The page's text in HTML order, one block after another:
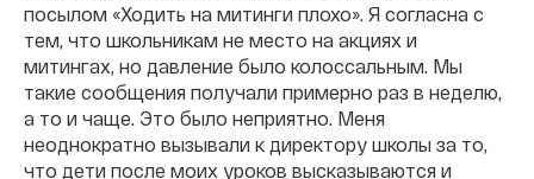
посылом «Ходить на митинги плохо». Я согласна с
тем, что школьникам не место на акциях и
митингах, но давление было колоссальным. Мы
такие сообщения получали примерно раз в неделю,
а то и чаще. Это было неприятно. Меня
неоднократно вызывали к директору школы за то,
что дети после моих уроков высказываются и